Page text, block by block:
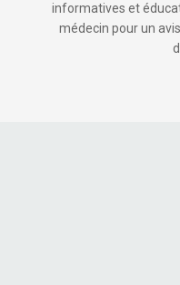
informatives et
médecin pour un